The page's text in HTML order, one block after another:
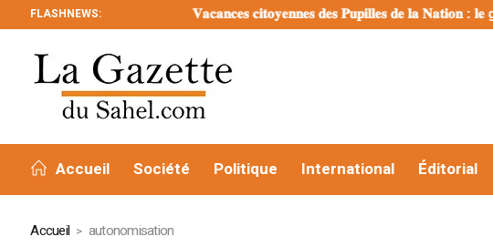
FLASHNEWS: 𝐕𝐚𝐜𝐚𝐧𝐜𝐞𝐬 𝐜𝐢𝐭𝐨𝐲𝐞𝐧𝐧𝐞𝐬 𝐝𝐞𝐬 𝐏𝐮𝐩𝐢𝐥𝐥𝐞𝐬 𝐝𝐞 𝐥𝐚 𝐍𝐚𝐭𝐢𝐨𝐧 : 𝐥𝐞
Accueil Société Politique International Éditorial
Accueil autonomisation